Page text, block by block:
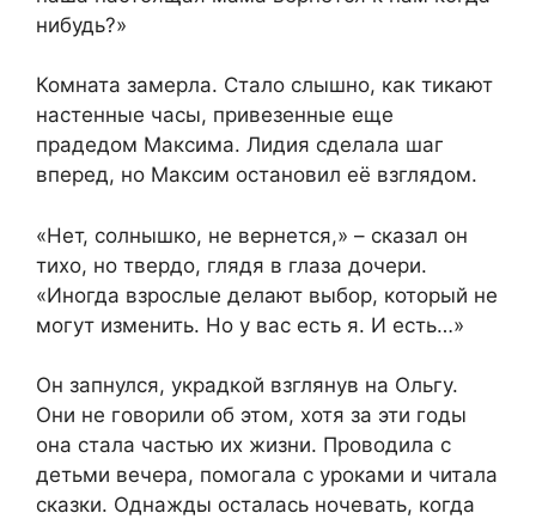
нибудь?»
Комната замерла. Стало слышно, как тикают
настенные часы, привезенные еще
прадедом Максима. Лидия сделала шаг
вперед, но Максим остановил её взглядом.
«Нет, солнышко, не вернется,» – сказал он
тихо, но твердо, глядя в глаза дочери.
«Иногда взрослые делают выбор, который не
могут изменить. Но у вас есть я. И есть…»
Он запнулся, украдкой взглянув на Ольгу.
Они не говорили об этом, хотя за эти годы
она стала частью их жизни. Проводила с
детьми вечера, помогала с уроками и читала
сказки. Однажды осталась ночевать, когда